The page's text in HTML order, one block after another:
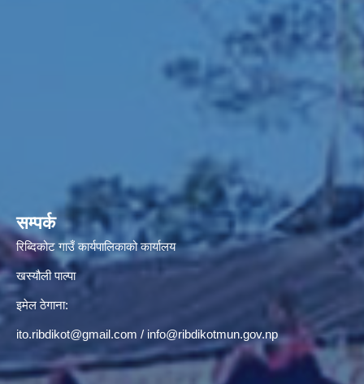
सम्पर्क
रिब्दिकोट गाउँ कार्यपालिकाको कार्यालय
खस्यौली पाल्पा
इमेल ठेगाना:
ito.ribdikot@gmail.com / info@ribdikotmun.gov.np